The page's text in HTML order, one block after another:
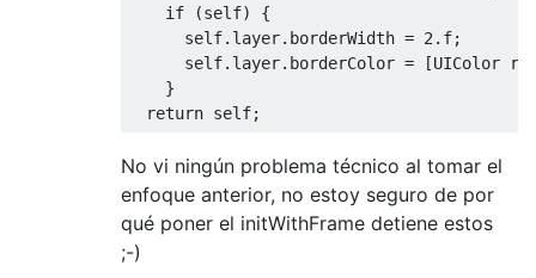
if
(self)
{
      self
. layer. borderWidth = 2.f;
      self
. layer. borderColor = [UIColor
}
return self;
No vi ningún problema técnico al tomar el
enfoque anterior, no estoy seguro de por
qué poner el initWithFrame detiene estos
;-)